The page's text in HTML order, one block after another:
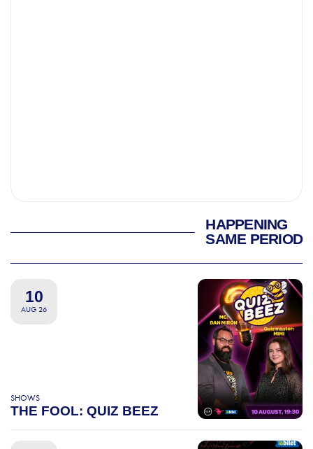
HAPPENING
SAME PERIOD
10
AUG 26
SHOWS
THE FOOL: QUIZ BEEZ